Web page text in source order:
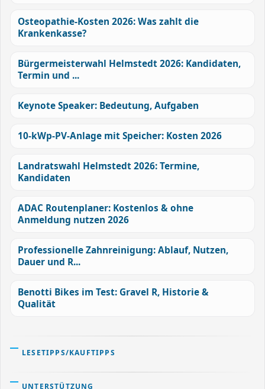
Osteopathie-Kosten 2026: Was zahlt die
Krankenkasse?
Bürgermeisterwahl Helmstedt 2026: Kandidaten,
Termin und ...
Keynote Speaker: Bedeutung, Aufgaben
10-kWp-PV-Anlage mit Speicher: Kosten 2026
Landratswahl Helmstedt 2026: Termine,
Kandidaten
ADAC Routenplaner: Kostenlos & ohne
Anmeldung nutzen 2026
Professionelle Zahnreinigung: Ablauf, Nutzen,
Dauer und R...
Benotti Bikes im Test: Gravel R, Historie &
Qualität
LESETIPPS/KAUFTIPPS
UNTERSTÜTZUNG